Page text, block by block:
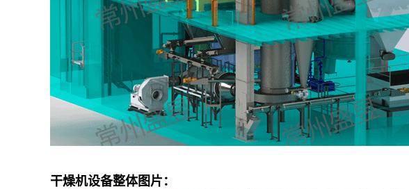
干燥机设备整体图片：